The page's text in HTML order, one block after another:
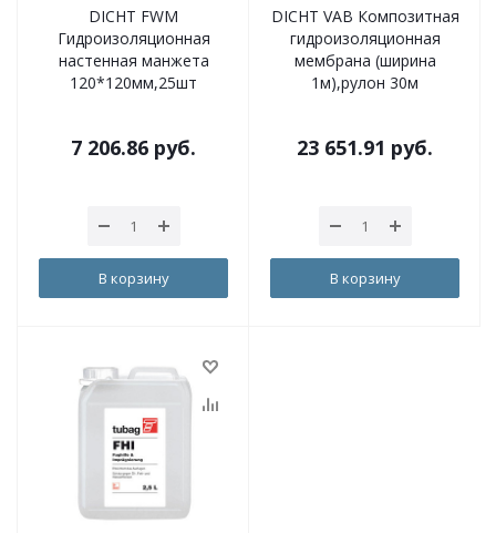
DICHT FWM
Гидроизоляционная
настенная манжета
120*120мм,25шт
7 206.86 руб.
В корзину
DICHT VAB Композитная
гидроизоляционная
мембрана (ширина
1м),рулон 30м
23 651.91 руб.
В корзину